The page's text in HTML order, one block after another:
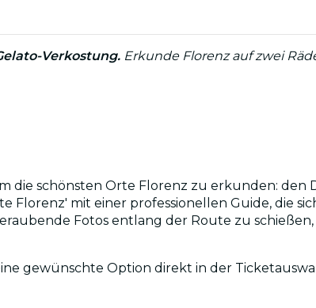
Verkostung. Erkunde Florenz auf zwei
die schönsten Orte Florenz zu erkunden: den
Florenz' mit einer professionellen Guide, die
Fotos entlang der Route zu
gewünschte Option direkt in der